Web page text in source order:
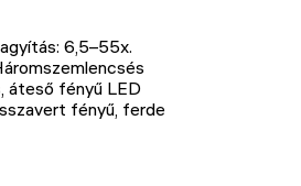
6,5–55х.
áteső fényű LED
fényű, ferde